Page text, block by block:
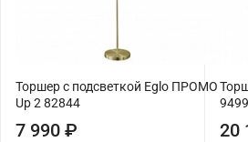
Торшер с подсветкой Eglo ПРОМО
Up 2 82844
7 990 ₽ 20